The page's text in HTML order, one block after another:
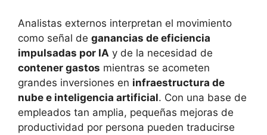
Analistas externos interpretan el movimiento
como señal de ganancias de eficiencia
impulsadas por IA y de la necesidad de
contener gastos mientras se acometen
grandes inversiones en infraestructura de
nube e inteligencia artificial. Con una base de
empleados tan amplia, pequeñas mejoras de
productividad por persona pueden traducirse